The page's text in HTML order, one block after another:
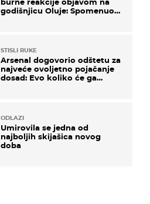
godišnjicu Oluje: Spomenuo
STISLI RUKE
Arsenal dogovorio odštetu za
najveće ovoljetno pojačanje
dosad: Evo koliko će ga
ODLAZI
Umirovila se jedna od
najboljih skijašica novog
doba